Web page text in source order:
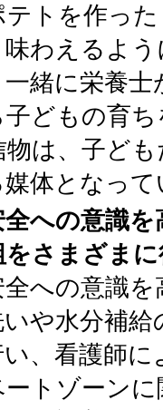
トを作っ
わえるよ
緒に栄養
どもの育
は、子ど
体となって
への意識
さまざま
への意識
や水分補
、看護師
トゾーン